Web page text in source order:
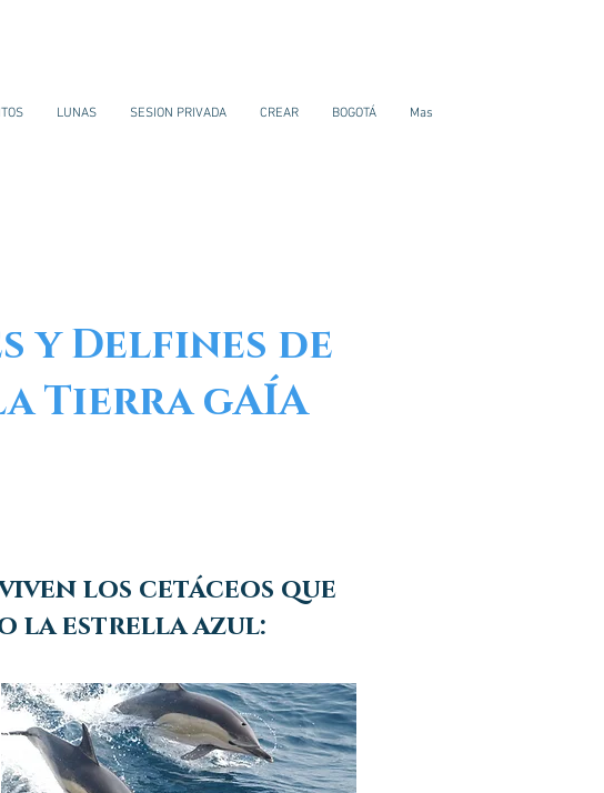
LUNAS SESION PRIVADA CREAR BOGOTÁ Mas
y Delfines de
Tierra gAÍA
los cetáceos que
la estrella azul: